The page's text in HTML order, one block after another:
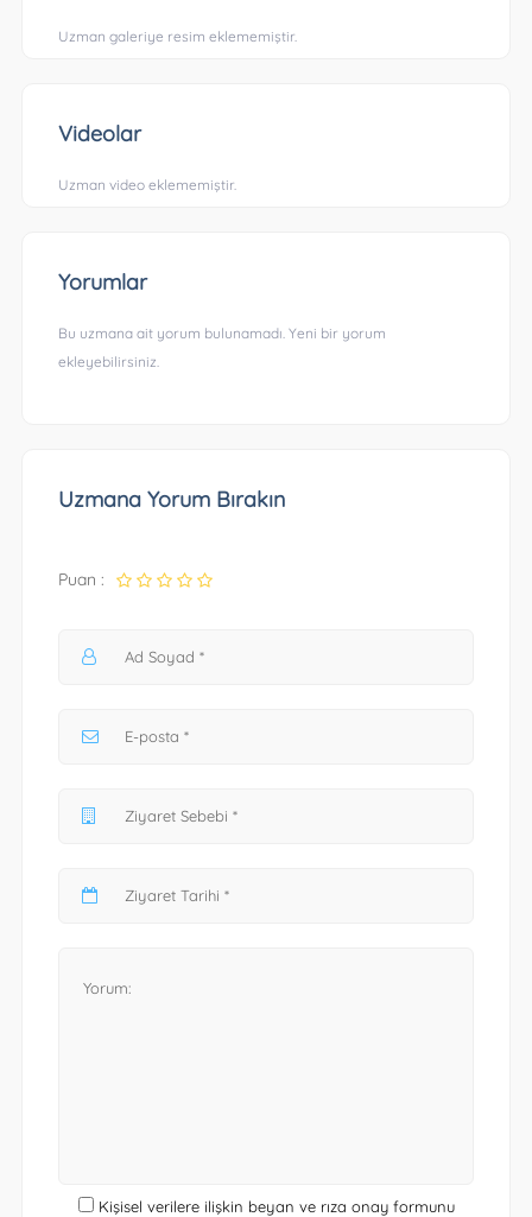
Uzman galeriye resim eklememiştir.
Videolar
Uzman video eklememiştir.
Yorumlar
Bu uzmana ait yorum bulunamadı. Yeni bir yorum
ekleyebilirsiniz.
Uzmana Yorum Bırakın
Puan :
Kişisel verilere ilişkin beyan ve rıza onay formunu